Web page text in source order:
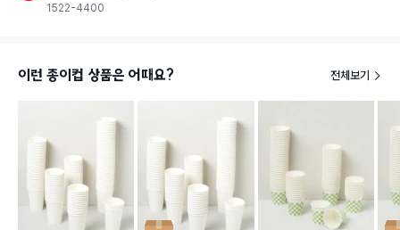
1522-4400
이런 종이컵 상품은 어때요? 전체보기